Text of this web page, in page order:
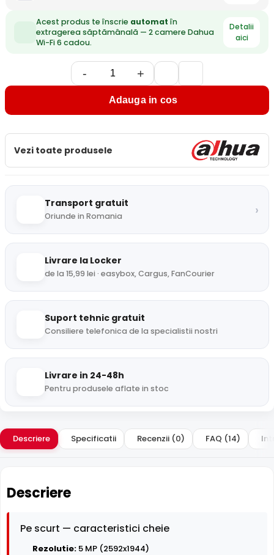
Acest produs te înscrie automat în
extragerea săptămânală — 2 camere Dahua
Wi-Fi 6 cadou.
Detalii
aici
- +
Adauga in cos
Vezi toate produsele
Transport gratuit
Oriunde in Romania ›
Livrare la Locker
de la 15,99 lei · easybox, Cargus, FanCourier
Suport tehnic gratuit
Consiliere telefonica de la specialistii nostri
Livrare in 24-48h
Pentru produsele aflate in stoc
Descriere Specificatii Recenzii (0) FAQ (14)
Descriere
Pe scurt — caracteristici cheie
Rezolutie: 5 MP (2592x1944)